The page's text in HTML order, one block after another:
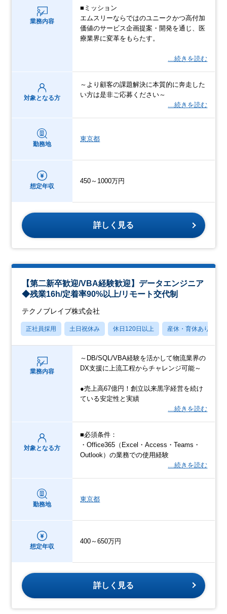
業務内容
■ミッション
エムスリーならではのユニークかつ高付加
価値のサービス企画提案・開発を通じ、医
療業界に変革をもらたす。
…続きを読む
対象となる方
～より顧客の課題解決に本質的に奔走した
い方は是非ご応募ください～
…続きを読む
勤務地
東京都
想定年収
450～1000万円
詳しく見る
【第二新卒歓迎/VBA経験歓迎】データエンジニア
◆残業16h/定着率90%以上/リモート交代制
テクノブレイブ株式会社
正社員採用 土日祝休み 休日120日以上 産休・育休あり
業務内容
～DB/SQL/VBA経験を活かして物流業界の
DX支援に上流工程からチャレンジ可能～
●売上高67億円！創立以来黒字経営を続け
ている安定性と実績
…続きを読む
対象となる方
■必須条件：
・Office365（Excel・Access・Teams・
Outlook）の業務での使用経験
…続きを読む
勤務地
東京都
想定年収
400～650万円
詳しく見る